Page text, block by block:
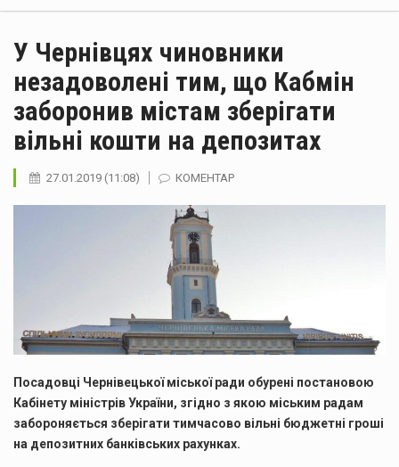
У Чернівцях чиновники
незадоволені тим, що Кабмін
заборонив містам зберігати
вільні кошти на депозитах
27.01.2019 (11:08) КОМЕНТАР
Посадовці Чернівецької міської ради обурені постановою
Кабінету міністрів України, згідно з якою міським радам
забороняється зберігати тимчасово вільні бюджетні гроші
на депозитних банківських рахунках.